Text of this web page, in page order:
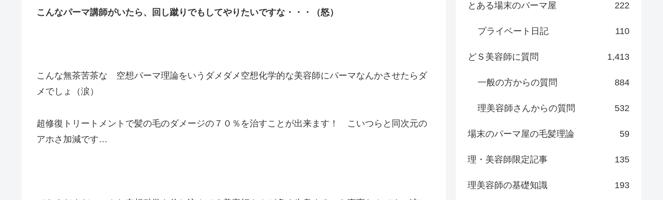
こんなパーマ講師がいたら、回し蹴りでもしてやりたいですな・・・（怒）
こんな無茶苦茶な 空想パーマ理論をいうダメダメ空想化学的な美容師にパーマなんかさせたらダ
メでしょ（涙）
超修復トリートメントで髪の毛のダメージの７０％を治すことが出来ます！ こいつらと同次元の
アホさ加減です…
とある場末のパーマ屋 222
プライベート日記 110
どＳ美容師に質問 1,413
一般の方からの質問 884
理美容師さんからの質問 532
場末のパーマ屋の毛髪理論 59
理・美容師限定記事 135
理美容師の基礎知識 193